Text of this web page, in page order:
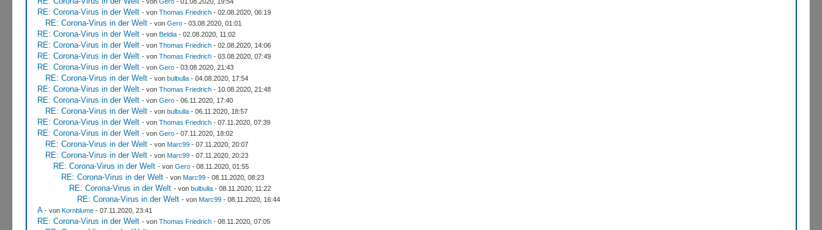
RE: Corona-Virus in der Welt - von Thomas Friedrich- 02.08.2020, 06:19
RE: Corona-Virus in der Welt - von Gero- 03.08.2020, 01:01
RE: Corona-Virus in der Welt - von Beldia- 02.08.2020, 11:02
RE: Corona-Virus in der Welt - von Thomas Friedrich- 02.08.2020, 14:06
RE: Corona-Virus in der Welt - von Thomas Friedrich- 03.08.2020, 07:49
RE: Corona-Virus in der Welt - von Gero- 03.08.2020, 21:43
RE: Corona-Virus in der Welt - von bulbulla- 04.08.2020, 17:54
RE: Corona-Virus in der Welt - von Thomas Friedrich- 10.08.2020, 21:48
RE: Corona-Virus in der Welt - von Gero- 06.11.2020, 17:40
RE: Corona-Virus in der Welt - von bulbulla- 06.11.2020, 18:57
RE: Corona-Virus in der Welt - von Thomas Friedrich- 07.11.2020, 07:39
RE: Corona-Virus in der Welt - von Gero- 07.11.2020, 18:02
RE: Corona-Virus in der Welt - von Marc99- 07.11.2020, 20:07
RE: Corona-Virus in der Welt - von Marc99- 07.11.2020, 20:23
RE: Corona-Virus in der Welt - von Gero- 08.11.2020, 01:55
RE: Corona-Virus in der Welt - von Marc99- 08.11.2020, 08:23
RE: Corona-Virus in der Welt - von bulbulla- 08.11.2020, 11:22
RE: Corona-Virus in der Welt - von Marc99- 08.11.2020, 16:44
A - von Kornblume- 07.11.2020, 23:41
RE: Corona-Virus in der Welt - von Thomas Friedrich- 08.11.2020, 07:05